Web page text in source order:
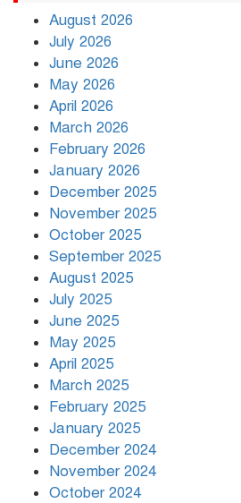
বৃষ্টি থামার
August 2026
July 2026
June 2026
May 2026
April 2026
March 2026
February 2026
January 2026
December 2025
November 2025
October 2025
September 2025
August 2025
July 2025
June 2025
May 2025
April 2025
March 2025
February 2025
January 2025
December 2024
November 2024
October 2024